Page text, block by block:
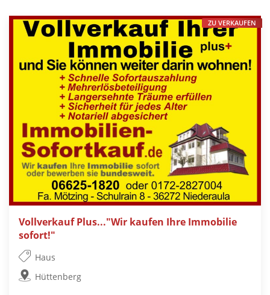
Vollverkauf Plus..."Wir kaufen Ihre Immobilie
sofort!"
Haus
Hüttenberg
ZU VERKAUFEN